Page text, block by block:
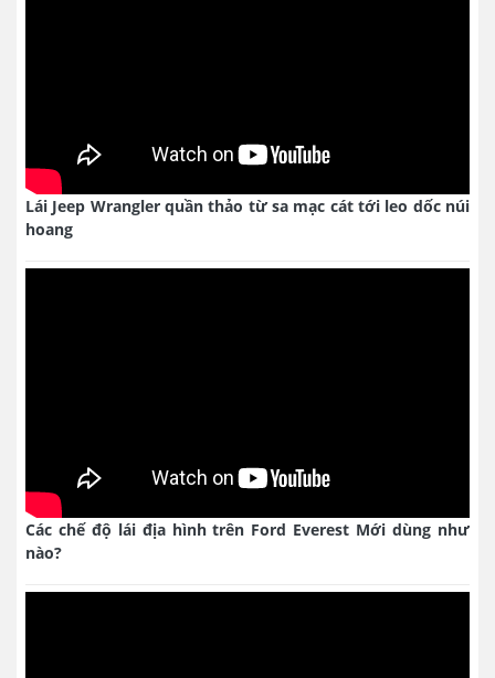
Lái Jeep Wrangler quần thảo từ sa mạc cát tới leo dốc núi
hoang
Các chế độ lái địa hình trên Ford Everest Mới dùng như
nào?